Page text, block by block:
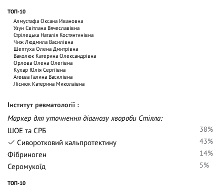
ТОП-10
Алмустафа Оксана Ивановна
Узун Світлана Вячеславівна
Стрілецька Наталія Костянтинівна
Чиж Людмила Василівна
Шептуха Олена Дмитрівна
Ваколюк Катерина Олександрівна
Орлова Олена Олегівна
Кухар Юлія Сергіївна
Агеєва Галина Василівна
Ліснюк Катерина Миколаївна
Інститут ревматології
Маркер для уточнення діагнозу хвороби Стілла:
ШОЕ та СРБ
38%
Сиворотковий кальпротектину
43%
Фібриноген
14%
Серомукоїд
5%
ТОП-10